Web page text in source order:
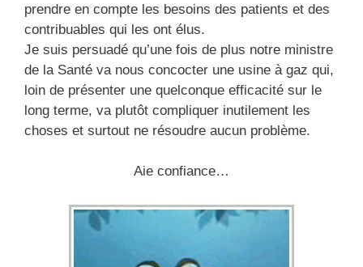
prendre en compte les besoins des patients et des
contribuables qui les ont élus.
Je suis persuadé qu’une fois de plus notre ministre
de la Santé va nous concocter une usine à gaz qui,
loin de présenter une quelconque efficacité sur le
long terme, va plutôt compliquer inutilement les
choses et surtout ne résoudre aucun problème.
Aie confiance…